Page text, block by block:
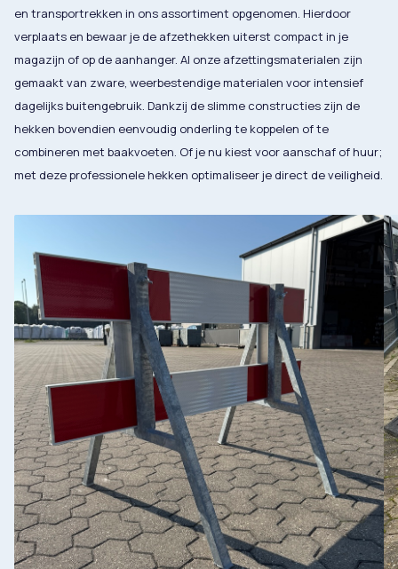
en transportrekken in ons assortiment opgenomen. Hierdoor
verplaats en bewaar je de afzethekken uiterst compact in je
magazijn of op de aanhanger. Al onze afzettingsmaterialen zijn
gemaakt van zware, weerbestendige materialen voor intensief
dagelijks buitengebruik. Dankzij de slimme constructies zijn de
hekken bovendien eenvoudig onderling te koppelen of te
combineren met baakvoeten. Of je nu kiest voor aanschaf of huur;
met deze professionele hekken optimaliseer je direct de veiligheid.